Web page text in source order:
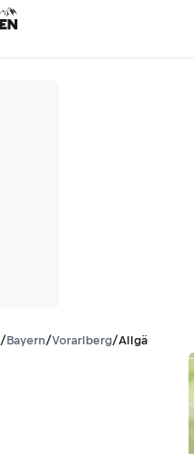
/Bayern/Vorarlberg/Allgäuer